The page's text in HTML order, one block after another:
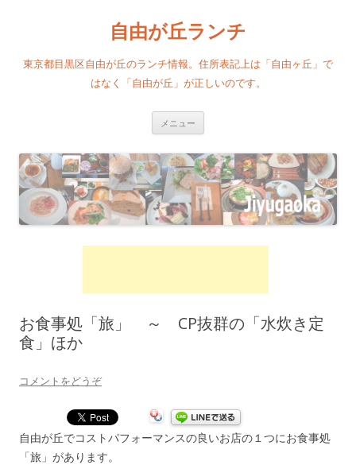
自由が丘ランチ
東京都目黒区自由が丘のランチ情報。住所表記上は「自由ヶ丘」で
はなく「自由が丘」が正しいのです。
メニュー
お食事処「旅」 ～ CP抜群の「水炊き定
食」ほか
コメントをどうぞ
自由が丘でコストパフォーマンスの良いお店の１つにお食事処
「旅」があります。